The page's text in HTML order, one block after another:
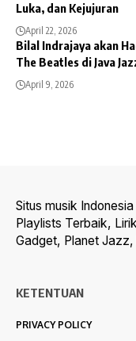
Luka, dan Kejujuran
April 22, 2026
Bilal Indrajaya akan
The Beatles di Java
April 9, 2026
Situs musik
Playlists Terbaik,
Gadget, Planet
KETENTUAN
PRIVACY POLICY